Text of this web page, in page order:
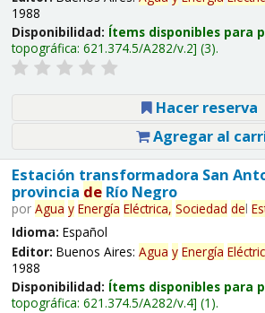
1988
Disponibilidad: Ítems disponibles para
topográfica: 621.374.5/A282/v.2 (3).
Hacer reserva
Agregar al
Estación transformadora San
provincia deRío Negro
por Agua y Energía Eléctrica, Sociedad del
Idioma: Español
Editor: Buenos Aires: Agua y Energía
1988
Disponibilidad: Ítems disponibles para
topográfica: 621.374.5/A282/v.4 (1).